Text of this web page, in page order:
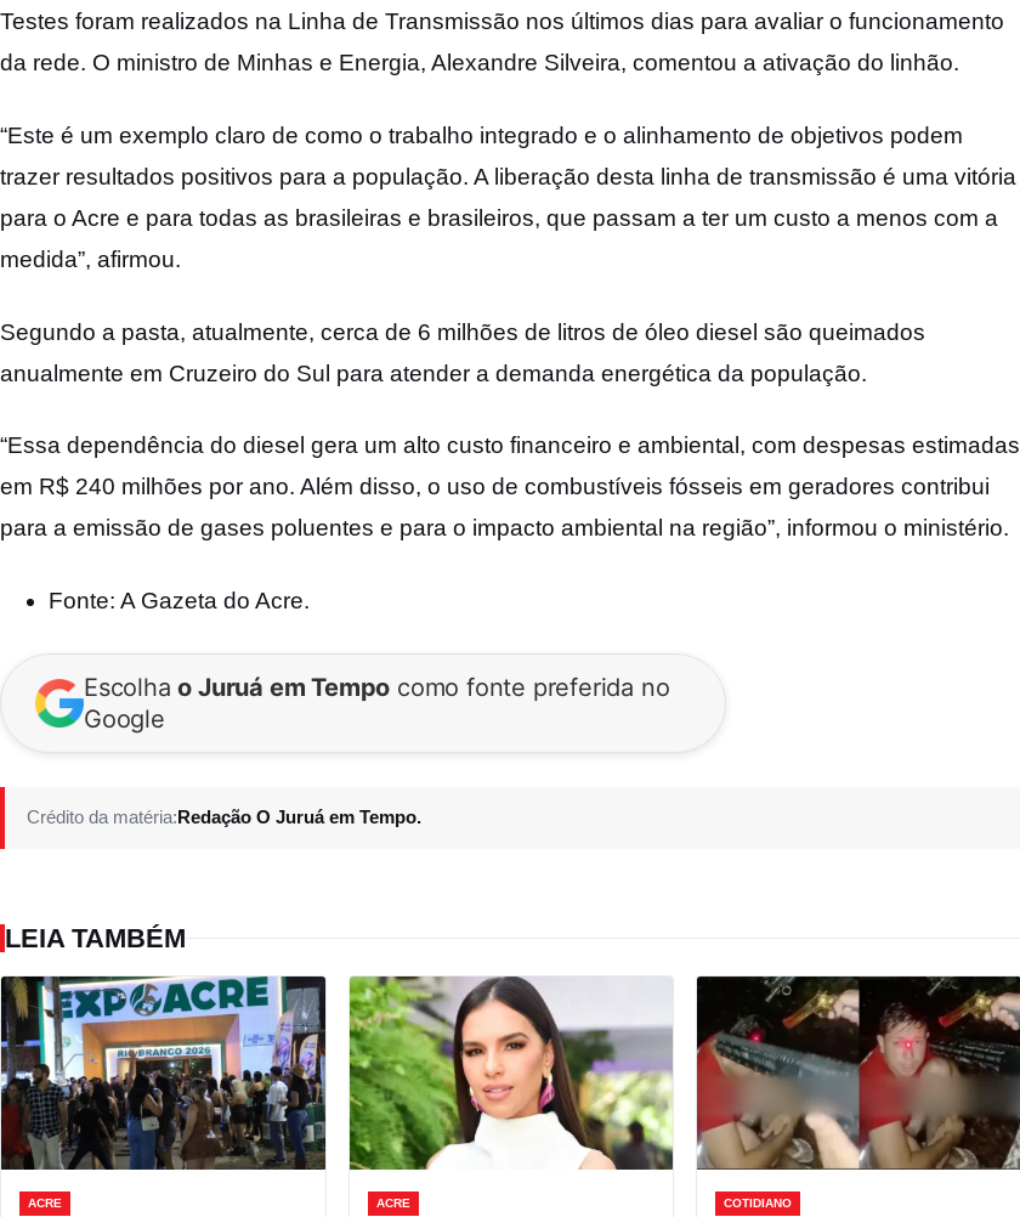
Testes foram realizados na Linha de Transmissão nos últimos dias para avaliar o funcionamento
da rede. O ministro de Minhas e Energia, Alexandre Silveira, comentou a ativação do linhão.
“Este é um exemplo claro de como o trabalho integrado e o alinhamento de objetivos podem
trazer resultados positivos para a população. A liberação desta linha de transmissão é uma vitória
para o Acre e para todas as brasileiras e brasileiros, que passam a ter um custo a menos com a
medida”, afirmou.
Segundo a pasta, atualmente, cerca de 6 milhões de litros de óleo diesel são queimados
anualmente em Cruzeiro do Sul para atender a demanda energética da população.
“Essa dependência do diesel gera um alto custo financeiro e ambiental, com despesas estimadas
em R$ 240 milhões por ano. Além disso, o uso de combustíveis fósseis em geradores contribui
para a emissão de gases poluentes e para o impacto ambiental na região”, informou o ministério.
Fonte: A Gazeta do Acre.
Escolhao Juruá em Tempo como fonte preferida no
Google
Crédito da matéria: Redação O Juruá em Tempo.
LEIA TAMBÉM
ACRE ACRE COTIDIANO